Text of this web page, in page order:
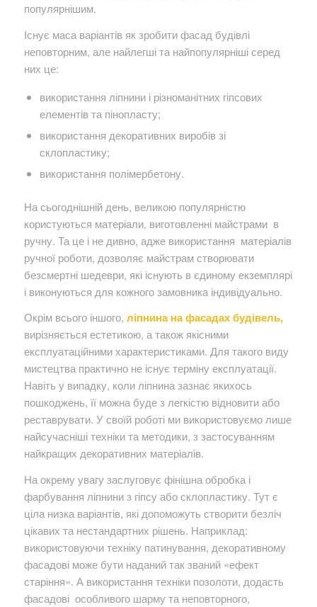
популярнішим.
Існує маса варіантів як зробити фасад будівлі
неповторним, але найлегші та найпопулярніші серед
них це:
використання ліпнини і різноманітних гіпсових
елементів та пінопласту;
використання декоративних виробів зі
склопластику;
використання полімербетону.
На сьогоднішній день, великою популярністю
користуються матеріали, виготовленні майстрами в
ручну. Та це і не дивно, адже використання матеріалів
ручної роботи, дозволяє майстрам створювати
безсмертні шедеври, які існують в єдиному екземплярі
і виконуються для кожного замовника індивідуально.
Окрім всього іншого, ліпнина на фасадах будівель,
вирізняється естетикою, а також якісними
експлуатаційними характеристиками. Для такого виду
мистецтва практично не існує терміну експлуатації.
Навіть у випадку, коли ліпнина зазнає якихось
пошкоджень, її можна буде з легкістю відновити або
реставрувати. У своїй роботі ми використовуємо лише
найсучасніші техніки та методики, з застосуванням
найкращих декоративних матеріалів.
На окрему увагу заслуговує фінішна обробка і
фарбування ліпнини з гіпсу або склопластику. Тут є
ціла низка варіантів, які допоможуть створити безліч
цікавих та нестандартних рішень. Наприклад:
використовуючи техніку патинування, декоративному
фасадові може бути наданий так званий «ефект
старіння». А використання техніки позолоти, додасть
фасадові особливого шарму та неповторного,